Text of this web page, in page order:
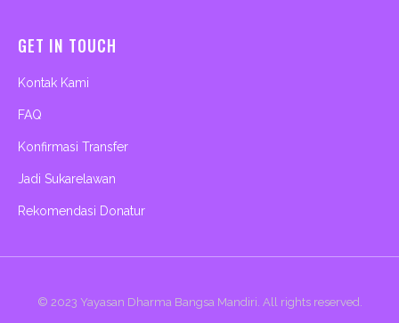
GET IN TOUCH
Kontak Kami
FAQ
Konfirmasi Transfer
Jadi Sukarelawan
Rekomendasi Donatur
© 2023 Yayasan Dharma Bangsa Mandiri. All rights reserved.